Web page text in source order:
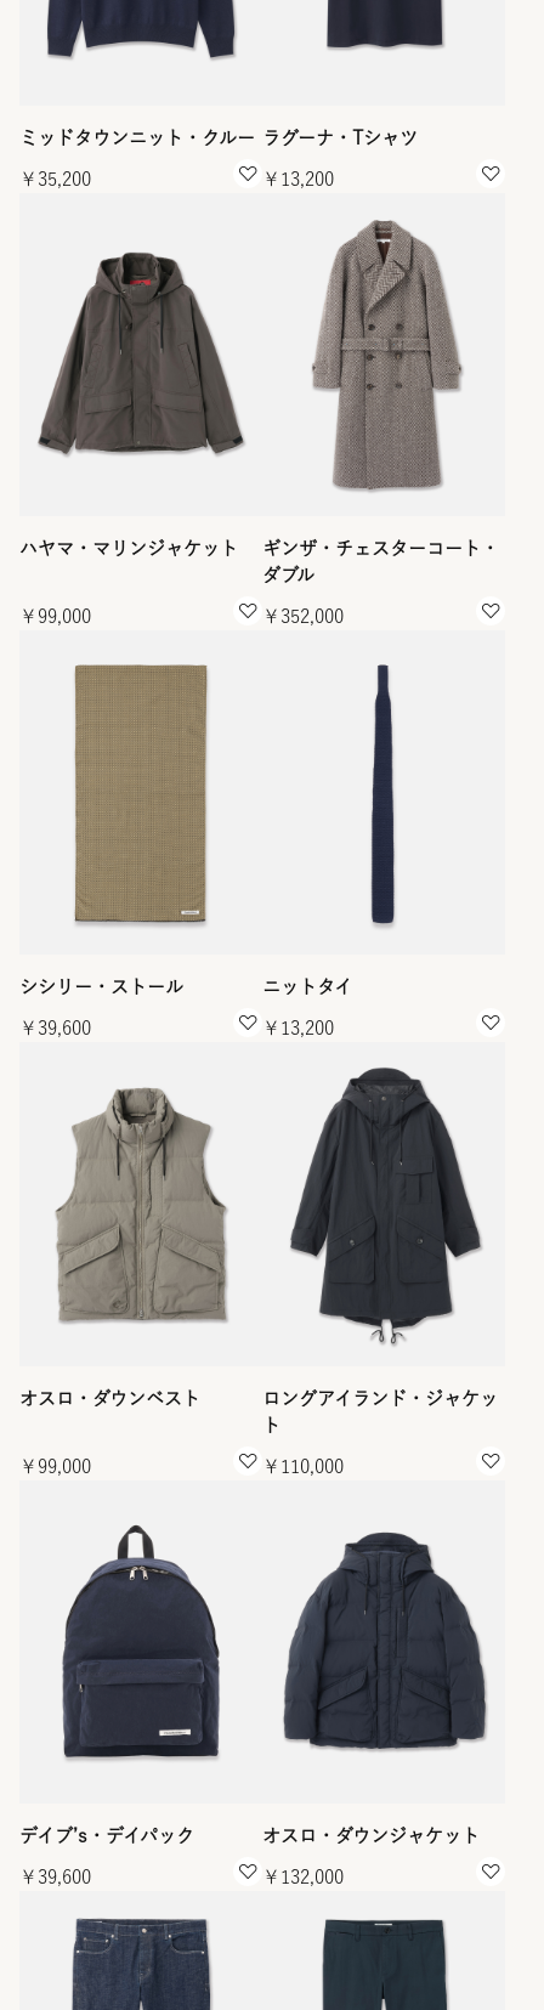
ミッドタウンニット・クルー
￥35,200
ラグーナ・Tシャツ
￥13,200
ハヤマ・マリンジャケット
￥99,000
ギンザ・チェスターコート・
ダブル
￥352,000
シシリー・ストール
￥39,600
ニットタイ
￥13,200
オスロ・ダウンベスト
￥99,000
ロングアイランド・ジャケッ
ト
￥110,000
デイブ’s・デイパック
￥39,600
オスロ・ダウンジャケット
￥132,000